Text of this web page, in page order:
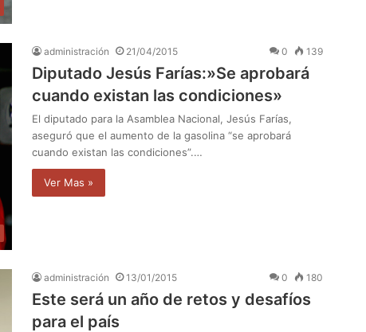
administración 21/04/2015 0 139
Diputado Jesús Farías:»Se aprobará
cuando existan las condiciones»
El diputado para la Asamblea Nacional, Jesús Farías,
aseguró que el aumento de la gasolina “se aprobará
cuando existan las condiciones”.…
Ver Mas »
administración 13/01/2015 0 180
Este será un año de retos y desafíos
para el país